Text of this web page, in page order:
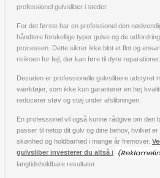
professionel gulvsliber i stedet.
For det første har en professionel den
håndtere forskellige typer gulve og de
processen. Dette sikrer ikke blot et flot og
risikoen for fejl, der kan føre til dyre reparationer.
Desuden er professionelle gulvslibere udstyret
værktøjer, som ikke kun garanterer en høj
reducerer støv og støj under afslibningen.
En professionel vil også kunne rådgive om den
passer til netop dit gulv og dine behov, hvilket
skønhed og holdbarhed i mange år fremover.
gulvsliber investerer du altså i
langtidsholdbare resultater.